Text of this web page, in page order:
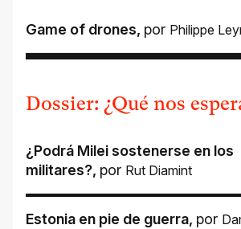
Game of drones, por Philippe
Dossier: ¿Qué nos
¿Podrá Milei sostenerse en los
militares?, por Rut Diamint
Estonia en pie de guerra, por